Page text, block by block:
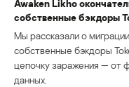
Awaken Likho
собственные бэкдоры
Мы рассказали о
собственные бэкдоры
цепочку заражения — от
данных.